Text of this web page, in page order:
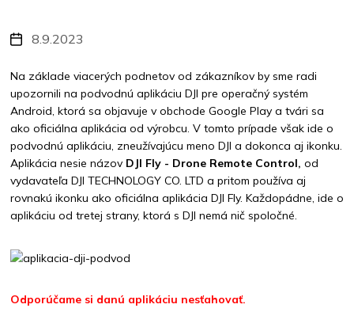
8.9.2023
Na základe viacerých podnetov od zákazníkov by sme radi
upozornili na podvodnú aplikáciu DJI pre operačný systém
Android, ktorá sa objavuje v obchode Google Play a tvári sa
ako oficiálna aplikácia od výrobcu. V tomto prípade však ide o
podvodnú aplikáciu, zneužívajúcu meno DJI a dokonca aj ikonku.
Aplikácia nesie názov DJI Fly - Drone Remote Control, od
vydavateľa DJI TECHNOLOGY CO. LTD a pritom používa aj
rovnakú ikonku ako oficiálna aplikácia DJI Fly. Každopádne, ide o
aplikáciu od tretej strany, ktorá s DJI nemá nič spoločné.
Odporúčame si danú aplikáciu nesťahovať.